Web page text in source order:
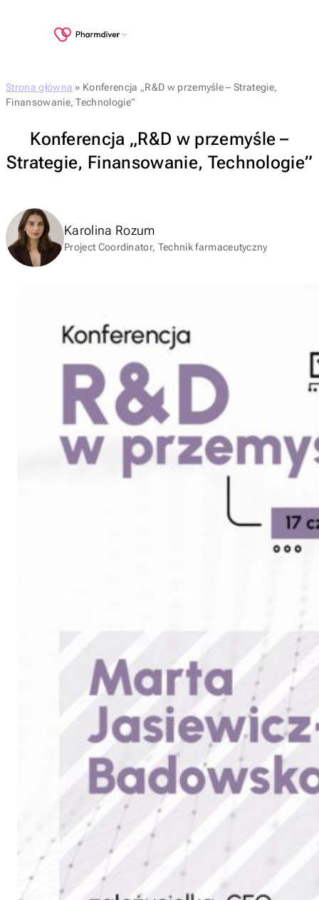
Strona główna » Konferencja „R&D w przemyśle – Strategie,
Finansowanie, Technologie”
Konferencja „R&D w przemyśle –
Strategie, Finansowanie, Technologie”
Karolina Rozum
Project Coordinator, Technik farmaceutyczny